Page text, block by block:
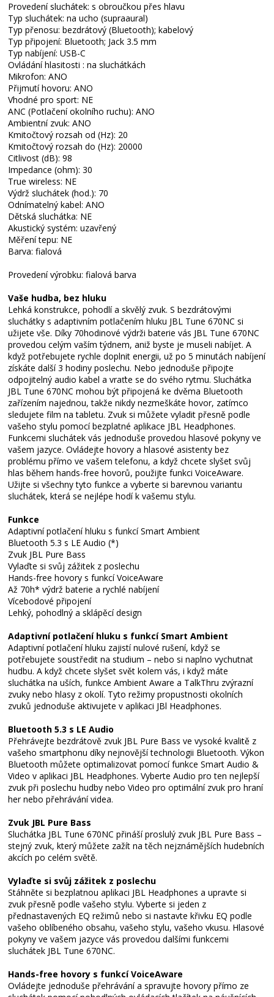
Provedení sluchátek: s obroučkou přes hlavu
Typ sluchátek: na ucho (supraaural)
Typ přenosu: bezdrátový (Bluetooth); kabelový
Typ připojení: Bluetooth; Jack 3.5 mm
Typ nabíjení: USB-C
Ovládání hlasitosti : na sluchátkách
Mikrofon: ANO
Přijmutí hovoru: ANO
Vhodné pro sport: NE
ANC (Potlačení okolního ruchu): ANO
Ambientní zvuk: ANO
Kmitočtový rozsah od (Hz): 20
Kmitočtový rozsah do (Hz): 20000
Citlivost (dB): 98
Impedance (ohm): 30
True wireless: NE
Výdrž sluchátek (hod.): 70
Odnímatelný kabel: ANO
Dětská sluchátka: NE
Akustický systém: uzavřený
Měření tepu: NE
Barva: fialová
Provedení výrobku: fialová barva
Vaše hudba, bez hluku
Lehká konstrukce, pohodlí a skvělý zvuk. S bezdrátovými
sluchátky s adaptivním potlačením hluku JBL Tune 670NC si
užijete vše. Díky 70hodinové výdrži baterie vás JBL Tune 670NC
provedou celým vaším týdnem, aniž byste je museli nabíjet. A
když potřebujete rychle doplnit energii, už po 5 minutách nabíjení
získáte další 3 hodiny poslechu. Nebo jednoduše připojte
odpojitelný audio kabel a vraťte se do svého rytmu. Sluchátka
JBL Tune 670NC mohou být připojená ke dvěma Bluetooth
zařízením najednou, takže nikdy nezmeškáte hovor, zatímco
sledujete film na tabletu. Zvuk si můžete vyladit přesně podle
vašeho stylu pomocí bezplatné aplikace JBL Headphones.
Funkcemi sluchátek vás jednoduše provedou hlasové pokyny ve
vašem jazyce. Ovládejte hovory a hlasové asistenty bez
problému přímo ve vašem telefonu, a když chcete slyšet svůj
hlas během hands-free hovorů, použijte funkci VoiceAware.
Užijte si všechny tyto funkce a vyberte si barevnou variantu
sluchátek, která se nejlépe hodí k vašemu stylu.
Funkce
Adaptivní potlačení hluku s funkcí Smart Ambient
Bluetooth 5.3 s LE Audio (*)
Zvuk JBL Pure Bass
Vylaďte si svůj zážitek z poslechu
Hands-free hovory s funkcí VoiceAware
Až 70h* výdrž baterie a rychlé nabíjení
Vícebodové připojení
Lehký, pohodlný a sklápěcí design
Adaptivní potlačení hluku s funkcí Smart Ambient
Adaptivní potlačení hluku zajistí nulové rušení, když se
potřebujete soustředit na studium – nebo si naplno vychutnat
hudbu. A když chcete slyšet svět kolem vás, i když máte
sluchátka na uších, funkce Ambient Aware a TalkThru zvýrazní
zvuky nebo hlasy z okolí. Tyto režimy propustnosti okolních
zvuků jednoduše aktivujete v aplikaci JBl Headphones.
Bluetooth 5.3 s LE Audio
Přehrávejte bezdrátově zvuk JBL Pure Bass ve vysoké kvalitě z
vašeho smartphonu díky nejnovější technologii Bluetooth. Výkon
Bluetooth můžete optimalizovat pomocí funkce Smart Audio &
Video v aplikaci JBL Headphones. Vyberte Audio pro ten nejlepší
zvuk při poslechu hudby nebo Video pro optimální zvuk pro hraní
her nebo přehrávání videa.
Zvuk JBL Pure Bass
Sluchátka JBL Tune 670NC přináší proslulý zvuk JBL Pure Bass –
stejný zvuk, který můžete zažít na těch nejznámějších hudebních
akcích po celém světě.
Vylaďte si svůj zážitek z poslechu
Stáhněte si bezplatnou aplikaci JBL Headphones a upravte si
zvuk přesně podle vašeho stylu. Vyberte si jeden z
přednastavených EQ režimů nebo si nastavte křivku EQ podle
vašeho oblíbeného obsahu, vašeho stylu, vašeho vkusu. Hlasové
pokyny ve vašem jazyce vás provedou dalšími funkcemi
sluchátek JBL Tune 670NC.
Hands-free hovory s funkcí VoiceAware
Ovládejte jednoduše přehrávání a spravujte hovory přímo ze